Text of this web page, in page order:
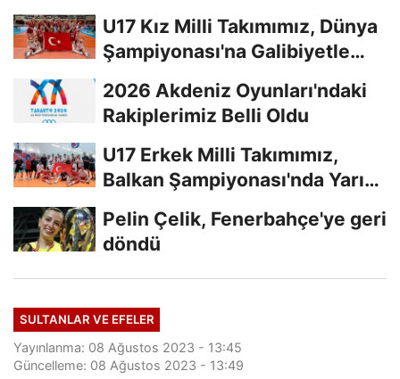
U17 Kız Milli Takımımız, Dünya
Şampiyonası'na Galibiyetle
2026 Akdeniz Oyunları'ndaki
Rakiplerimiz Belli Oldu
U17 Erkek Milli Takımımız,
Balkan Şampiyonası'nda Yarı
Pelin Çelik, Fenerbahçe'ye geri
döndü
SULTANLAR VE EFELER
Yayınlanma: 08 Ağustos 2023 - 13:45
Güncelleme: 08 Ağustos 2023 - 13:49